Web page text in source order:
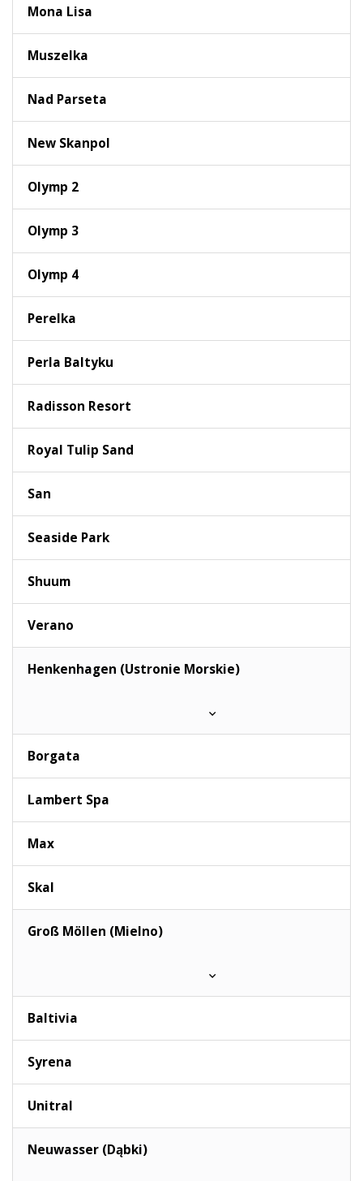
Mona Lisa
Muszelka
Nad Parseta
New Skanpol
Olymp 2
Olymp 3
Olymp 4
Perelka
Perla Baltyku
Radisson Resort
Royal Tulip Sand
San
Seaside Park
Shuum
Verano
Henkenhagen (Ustronie Morskie)
Borgata
Lambert Spa
Max
Skal
Groß Möllen (Mielno)
Baltivia
Syrena
Unitral
Neuwasser (Dąbki)